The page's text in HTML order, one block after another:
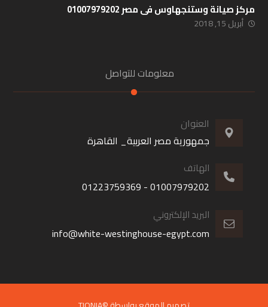
مركز صيانة وستنجهاوس فى مصر 01007979202
أبريل 15, 2018
معلومات للتواصل
العنوان
جمهورية مصر العربية_ القاهرة
الهاتف
01007979202 - 01223759369
البريد الإلكتروني
info@white-westinghouse-egypt.com